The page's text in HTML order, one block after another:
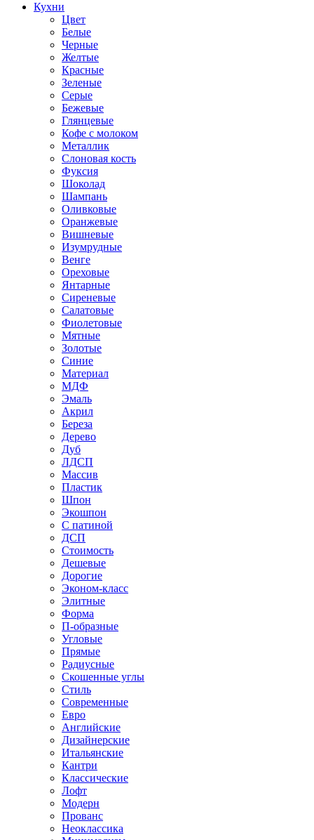
Кухни
Цвет
Белые
Черные
Желтые
Красные
Зеленые
Серые
Бежевые
Глянцевые
Кофе с молоком
Металлик
Слоновая кость
Фуксия
Шоколад
Шампань
Оливковые
Оранжевые
Вишневые
Изумрудные
Венге
Ореховые
Янтарные
Сиреневые
Салатовые
Фиолетовые
Мятные
Золотые
Синие
Материал
МДФ
Эмаль
Акрил
Береза
Дерево
Дуб
ЛДСП
Массив
Пластик
Шпон
Экошпон
С патиной
ДСП
Стоимость
Дешевые
Дорогие
Эконом-класс
Элитные
Форма
П-образные
Угловые
Прямые
Радиусные
Скошенные углы
Стиль
Современные
Евро
Английские
Дизайнерские
Итальянские
Кантри
Классические
Лофт
Модерн
Прованс
Неоклассика